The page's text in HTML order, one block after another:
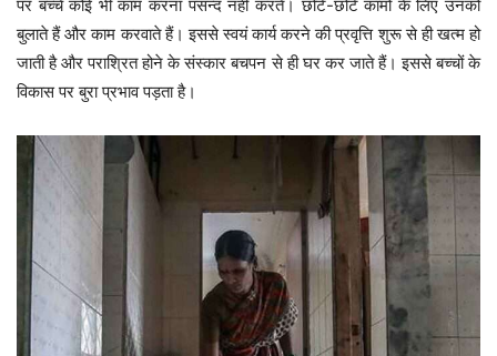
पर बच्चे कोई भी काम करना पसन्द नहीं करते। छोटे-छोटे कामों के लिए उनको
बुलाते हैं और काम करवाते हैं। इससे स्वयं कार्य करने की प्रवृत्ति शुरू से ही खत्म हो
जाती है और पराश्रित होने के संस्कार बचपन से ही घर कर जाते हैं। इससे बच्चों के
विकास पर बुरा प्रभाव पड़ता है।